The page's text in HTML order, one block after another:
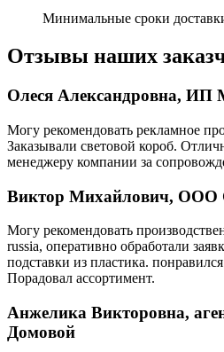
Минимальные сроки
Отзывы наших
Олеся Александровна, ИП
Могу рекомендовать рекламное
Заказывали световой короб.
менеджеру компании за
Виктор Михайлович, ООО
Могу рекомендовать
russia, оперативно обработали
подставки из пластика.
Порадовал ассортимент.
Анжелика Викторовна,
Домовой